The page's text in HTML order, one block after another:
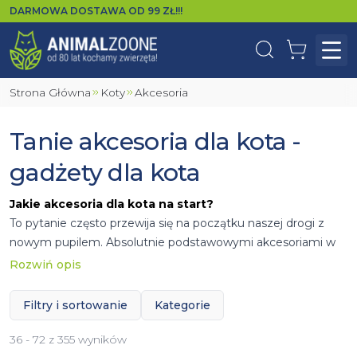
DARMOWA DOSTAWA OD 99 ZŁ!!!
WyszukajKoszyk
Strona Główna Koty Akcesoria
Tanie akcesoria dla kota -
gadżety dla kota
Jakie akcesoria dla kota na start?
To pytanie często przewija się na początku naszej drogi z
nowym pupilem. Absolutnie podstawowymi akcesoriami w
jakie powinniśmy się zaopatrzyć jest miska na wodę oraz
samoczyszcząca oraz żwirek. Ponadto ważne jest, aby kot
od początku miał swoje miejsce w postaci
legowiskakoty bardzo lubią się chować w ciasnych i
Rozwiń opis
Filtry i sortowanie Kategorie
36 - 72 z 355 wyników